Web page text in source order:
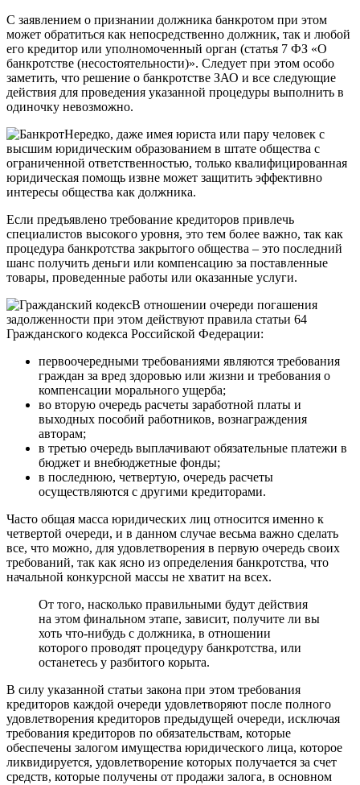
С заявлением о признании должника банкротом при этом
может обратиться как непосредственно должник, так и любой
его кредитор или уполномоченный орган (статья 7 ФЗ «О
банкротстве (несостоятельности)». Следует при этом особо
заметить, что решение о банкротстве ЗАО и все следующие
действия для проведения указанной процедуры выполнить в
одиночку невозможно.
Нередко, даже имея юриста или пару человек с
высшим юридическим образованием в штате общества с
ограниченной ответственностью, только квалифицированная
юридическая помощь извне может защитить эффективно
интересы общества как должника.
Если предъявлено требование кредиторов привлечь
специалистов высокого уровня, это тем более важно, так как
процедура банкротства закрытого общества – это последний
шанс получить деньги или компенсацию за поставленные
товары, проведенные работы или оказанные услуги.
В отношении очереди погашения
задолженности при этом действуют правила статьи 64
Гражданского кодекса Российской Федерации:
первоочередными требованиями являются требования
граждан за вред здоровью или жизни и требования о
компенсации морального ущерба;
во вторую очередь расчеты заработной платы и
выходных пособий работников, вознаграждения
авторам;
в третью очередь выплачивают обязательные платежи в
бюджет и внебюджетные фонды;
в последнюю, четвертую, очередь расчеты
осуществляются с другими кредиторами.
Часто общая масса юридических лиц относится именно к
четвертой очереди, и в данном случае весьма важно сделать
все, что можно, для удовлетворения в первую очередь своих
требований, так как ясно из определения банкротства, что
начальной конкурсной массы не хватит на всех.
От того, насколько правильными будут действия
на этом финальном этапе, зависит, получите ли вы
хоть что-нибудь с должника, в отношении
которого проводят процедуру банкротства, или
останетесь у разбитого корыта.
В силу указанной статьи закона при этом требования
кредиторов каждой очереди удовлетворяют после полного
удовлетворения кредиторов предыдущей очереди, исключая
требования кредиторов по обязательствам, которые
обеспечены залогом имущества юридического лица, которое
ликвидируется, удовлетворение которых получается за счет
средств, которые получены от продажи залога, в основном